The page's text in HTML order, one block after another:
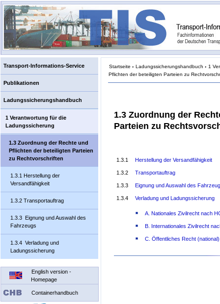
Transport-Informations-Service
Publikationen
Ladungssicherungshandbuch
1 Verantwortung für die
Ladungssicherung
1.3 Zuordnung der Rechte und
Pflichten der beteiligten Parteien
zu Rechtvorschriften
1.3.1 Herstellung der
Versandfähigkeit
1.3.2 Transportauftrag
1.3.3 Eignung und Auswahl des
Fahrzeugs
1.3.4 Verladung und
Ladungssicherung
English version -
Homepage
Containerhandbuch
Startseite › Ladungssicherungshandbuch › 1
Pflichten der beteiligten Parteien zu
1.3 Zuordnung der
Parteien zu
1.3.1 Herstellung der Versandfähigkeit
1.3.2 Transportauftrag
1.3.3 Eignung und Auswahl des
1.3.4 Verladung und Ladungssicherung
A. Nationales Zivilrecht nach
B. Internationales Zivilrecht
C. Öffentliches Recht (national)